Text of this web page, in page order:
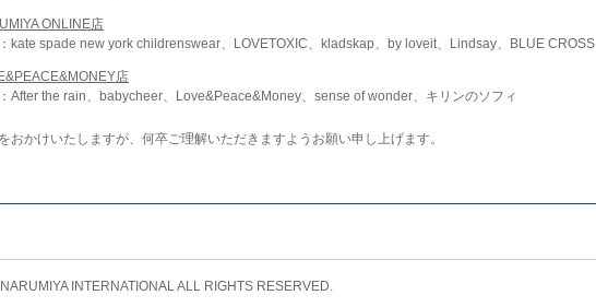
ONLINE店
kate spade new york childrenswear、LOVETOXIC、kladskap、by loveit、Lindsay、BLUE CROSS
店
After the rain、babycheer、Love&Peace&Money、sense of wonder、キリンのソフィ
おかけいたしますが、何卒ご理解いただきますようお願い申し上げます。